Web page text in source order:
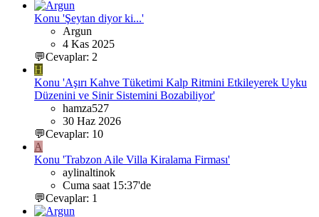
Konu 'Şeytan diyor ki...'
Argun
4 Kas 2025
💬Cevaplar: 2
H
Konu 'Aşırı Kahve Tüketimi Kalp Ritmini Etkileyerek Uyku
Düzenini ve Sinir Sistemini Bozabiliyor'
hamza527
30 Haz 2026
💬Cevaplar: 10
A
Konu 'Trabzon Aile Villa Kiralama Firması'
aylinaltinok
Cuma saat 15:37'de
💬Cevaplar: 1